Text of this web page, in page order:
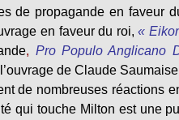
de propagande en faveur
en faveur du roi, «
, Pro Populo Anglicano
de Claude
de nombreuses réactions
qui touche Milton est une